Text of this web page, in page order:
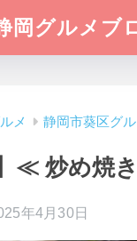
岡グルメブ
メ 静岡市葵区グ
≪ 炒め焼
年4月30日